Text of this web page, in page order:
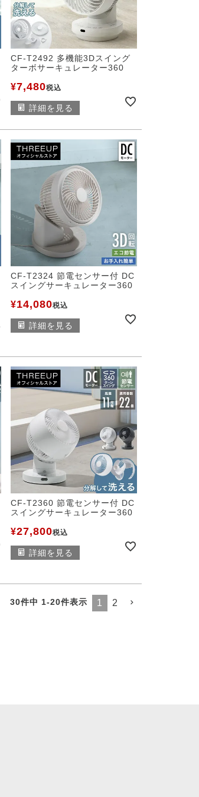
CF-T2492 多機能3Dスイング
ターボサーキュレーター360
¥7,480税込
詳細を見る
CF-T2324 節電センサー付 DC
スイングサーキュレーター360
¥14,080税込
詳細を見る
CF-T2360 節電センサー付 DC
スイングサーキュレーター360
¥27,800税込
詳細を見る
30件中 1-20件表示 1 2